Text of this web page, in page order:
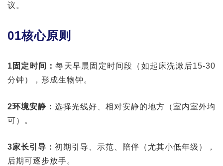
议。
01核心原则
1固定时间：每天早晨固定时间段（如起床洗漱后15-30
分钟），形成生物钟。
2环境安静： 选择光线好、相对安静的地方（室内室外均
可）。
3家长引导： 初期引导、示范、陪伴（尤其小低年级），
后期可逐步放手。